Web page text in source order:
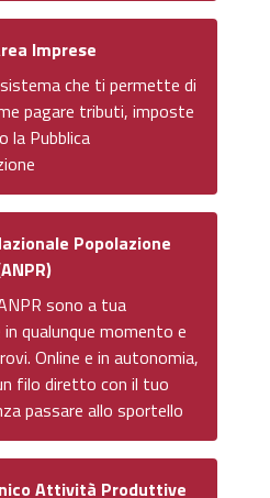
Imprese
che ti permette di
pagare tributi, imposte
la Pubblica
Popolazione
sono a tua
qualunque momento e
Online e in autonomia,
filo diretto con il tuo
passare allo sportello
Attività Produttive